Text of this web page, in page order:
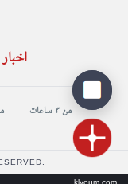
من ٣ ساعات من